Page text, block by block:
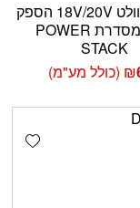
סוללה דיוולט 18V/20V הספק
5AH מסדרת POWER
STACK
₪ (כולל מע"מ)